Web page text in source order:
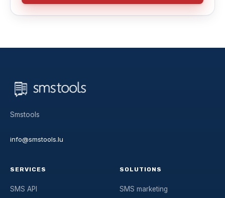
Smstools
info@smstools.lu
SERVICES
SMS API
SOLUTIONS
SMS marketing